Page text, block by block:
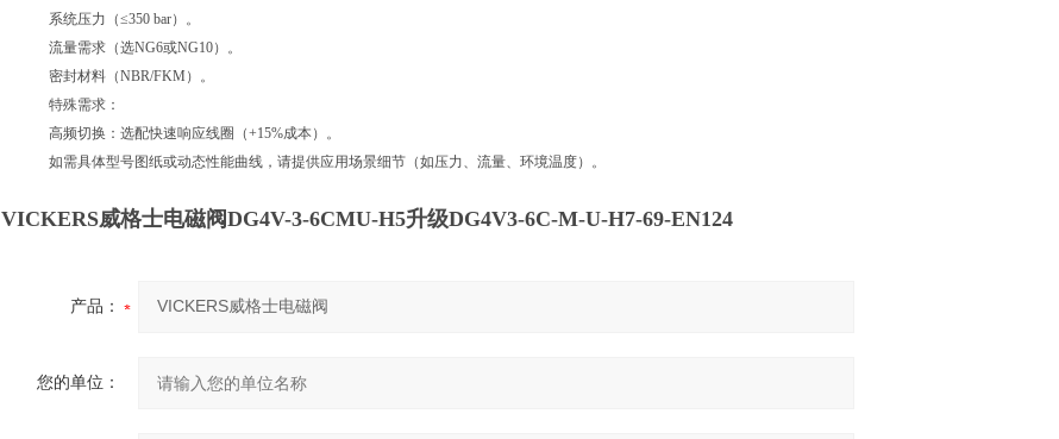
系统压力（≤350 bar）。
流量需求（选NG6或NG10）。
密封材料（NBR/FKM）。
特殊需求：
高频切换：选配快速响应线圈（+15%成本）。
如需具体型号图纸或动态性能曲线，请提供应用场景细节（如压力、流量、环境温度）。
VICKERS威格士电磁阀DG4V-3-6CMU-H5升级DG4V3-6C-M-U-H7-69-EN124
产品：
您的单位：